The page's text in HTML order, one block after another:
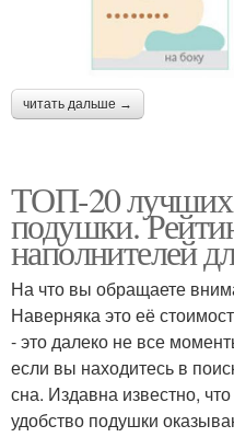
читать дальше →
ТОП-20 лучших
подушки.
наполнителей
На что вы обращаете
Наверняка это её
- это далеко не все
если вы находитесь в
сна. Издавна известно,
удобство подушки